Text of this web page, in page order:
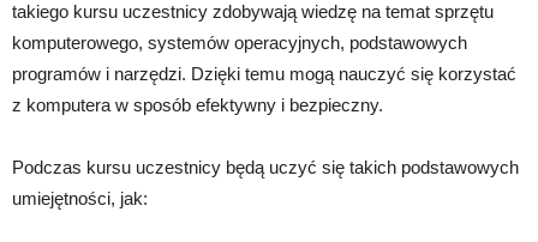
takiego kursu uczestnicy zdobywają wiedzę na temat sprzętu
komputerowego, systemów operacyjnych, podstawowych
programów i narzędzi. Dzięki temu mogą nauczyć się korzystać
z komputera w sposób efektywny i bezpieczny.
Podczas kursu uczestnicy będą uczyć się takich podstawowych
umiejętności, jak: